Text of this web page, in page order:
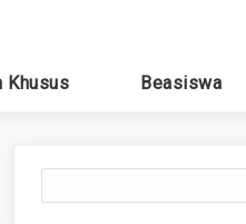
Khusus Beasiswa